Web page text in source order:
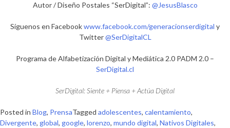
Autor / Diseño Postales “SerDigital”: @JesusBlasco
Síguenos en Facebookwww.facebook.com/generacionserdigital y
Twitter@SerDigitalCL
Programa de Alfabetización Digital y Mediática 2.0 PADM 2.0 –
SerDigital.cl
SerDigital: Siente + Piensa + Actúa Digital
Posted in Blog, PrensaTagged adolescentes, calentamiento,
Divergente, global, google, lorenzo, mundo digital, Nativos Digitales,